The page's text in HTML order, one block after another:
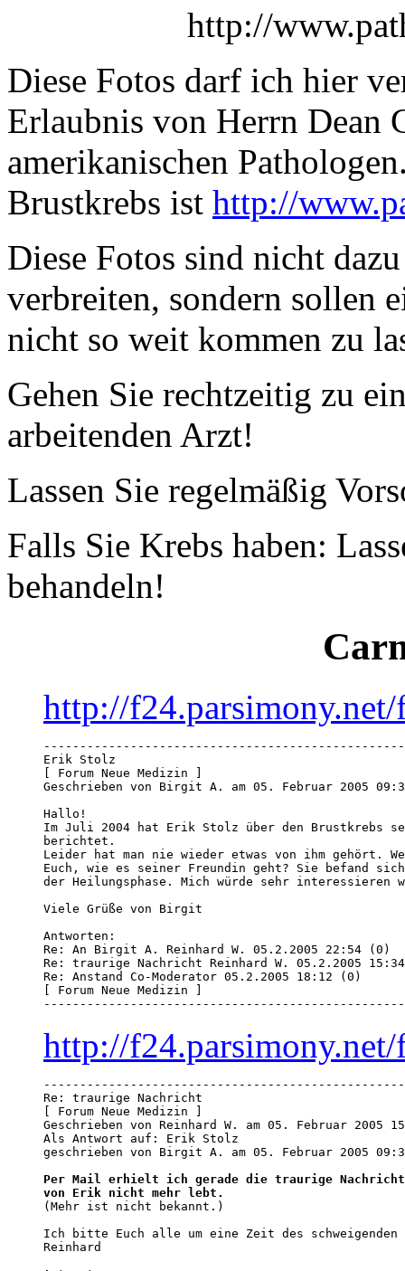
http://
Diese Fotos darf ich hier
Erlaubnis von Herrn Dean
amerikanischen
Brustkrebs ist http://
Diese Fotos sind nicht
verbreiten, sondern sollen
nicht so weit kommen zu
Gehen Sie rechtzeitig zu
arbeitenden Arzt!
Lassen Sie regelmäßig
Falls Sie Krebs haben:
behandeln!
http://f24.parsimony.net/
Erik Stolz
[ Forum Neue Medizin ]
Geschrieben von Birgit A. am 05. Februar 2005
Hallo!
Im Juli 2004 hat Erik Stolz über den Brustkrebs
berichtet.
Leider hat man nie wieder etwas von ihm gehört.
Euch, wie es seiner Freundin geht? Sie befand
der Heilungsphase. Mich würde sehr
Viele Grüße von Birgit
Antworten:
Re: An Birgit A. Reinhard W. 05.2.2005 22:54 (0)
Re: traurige Nachricht Reinhard W. 05.2.2005
Re: Anstand Co-Moderator 05.2.2005 18:12 (0)
[ Forum Neue Medizin ]
http://f24.parsimony.net/
Re: traurige Nachricht
[ Forum Neue Medizin ]
Geschrieben von Reinhard W. am 05. Februar 2005
Als Antwort auf: Erik Stolz
geschrieben von Birgit A. am 05. Februar 2005
Per Mail erhielt ich gerade die traurige
von Erik nicht mehr lebt.
(Mehr ist nicht bekannt.)
Ich bitte Euch alle um eine Zeit des
Reinhard